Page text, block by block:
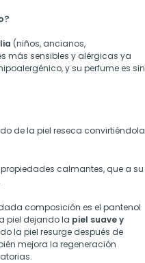
(niños, ancianos,
más sensibles y alérgicas ya
y su perfume es sin
de la piel reseca convirtiéndola
calmantes, que a su
composición es el pantenol
piel dejando la piel suave y
la piel resurge después de
mejora la regeneración